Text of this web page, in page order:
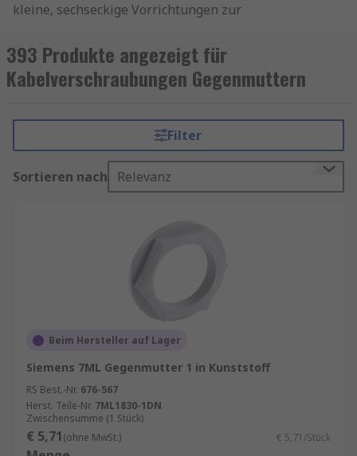
kleine, sechseckige Vorrichtungen zur
Kabelverschraubungen (Vorrichtungen zur
Befestigung und Sicherung des Endes eines
elektrischen Kabels an anderen Geräten).
Anwendungen und Funktionen von
Gegenmuttern für Kabelverschraubung
Gegenmuttern für Kabelverschraubung werden
Kabel und Drähte in elektrischen Mess- und
Automatisierungssystemen verwenden.
an allen Arten von Strom-, Steuer-, Mess-, Daten-
und Telekommunikationskabeln verwendet
Typen von Gegenmuttern für
Kabelverschraubung
Kabelverschraubungen bestehen aus drei Teilen
(zwei Stopfbuchsenhälften und einer geteilten
393 Produkte angezeigt für
Kabelverschraubungen Gegenmuttern
Filter
Sortieren nach Relevanz
Beim Hersteller auf Lager
Siemens 7ML Gegenmutter 1 in Kunststoff
RS Best.-Nr. 676-567
Herst. Teile-Nr. 7ML1830-1DN
Zwischensumme (1 Stück)
€ 5,71(ohne MwSt.) € 5,71/Stück